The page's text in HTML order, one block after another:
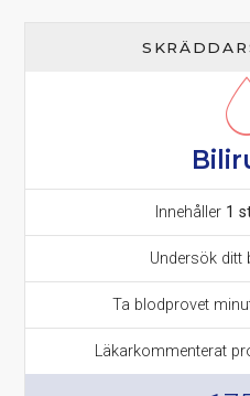
Innehåller 1
Undersök ditt
Ta blodprovet
Läkarkommenterat